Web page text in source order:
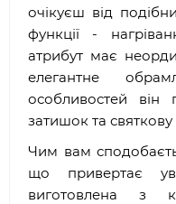
очікуєш від
функції -
атрибут має
елегантне
особливостей він
затишок та
Чим вам
що привертає
виготовлена ​​з